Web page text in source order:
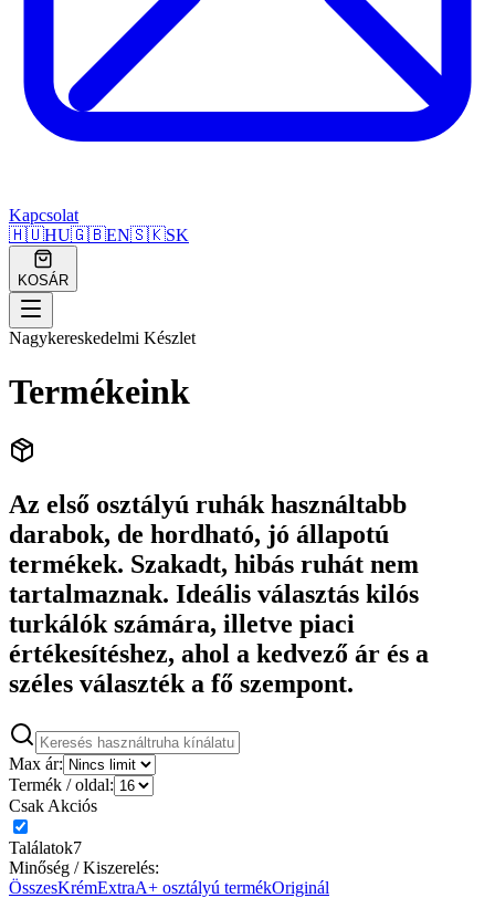
Kapcsolat
🇭🇺HU🇬🇧EN🇸🇰SK
KOSÁR
Nagykereskedelmi Készlet
Termékeink
Az első osztályú ruhák használtabb
darabok, de hordható, jó állapotú
termékek. Szakadt, hibás ruhát nem
tartalmaznak. Ideális választás kilós
turkálók számára, illetve piaci
értékesítéshez, ahol a kedvező ár és a
széles választék a fő szempont.
Max ár:
Termék / oldal:
Csak Akciós
Találatok7
Minőség / Kiszerelés:
ÖsszesKrémExtraA+ osztályú termékOriginál